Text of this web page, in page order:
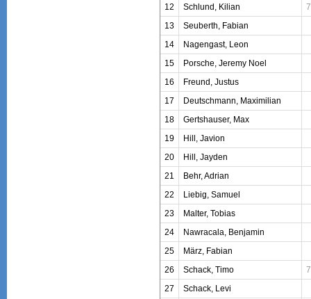
12
Schlund, Kilian
13
Seuberth, Fabian
14
Nagengast, Leon
15
Porsche, Jeremy Noel
16
Freund, Justus
17
Deutschmann, Maximilian
18
Gertshauser, Max
19
Hill, Javion
20
Hill, Jayden
21
Behr, Adrian
22
Liebig, Samuel
23
Malter, Tobias
24
Nawracala, Benjamin
25
März, Fabian
26
Schack, Timo
27
Schack, Levi